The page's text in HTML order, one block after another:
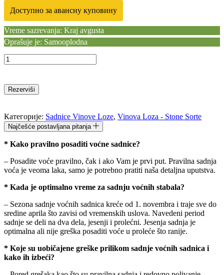
Доступно за авансну куповину
Vreme sazrevanja: Kraj avgusta
Oprašuje je: Samooplodna
Sadnice
Vinove
Karmen
количина
Rezerviši
Категорије: Sadnice Vinove Loze, Vinova Loza - Stone Sorte
Najčešće postavljana pitanja
* Kako pravilno posaditi voćne sadnice?
– Posadite voće pravilno, čak i ako Vam je prvi put. Pravilna sadnja
voća je veoma laka, samo je potrebno pratiti naša detaljna uputstva.
* Kada je optimalno vreme za sadnju voćnih stabala?
– Sezona sadnje voćnih sadnica kreće od 1. novembra i traje sve do
sredine aprila što zavisi od vremenskih uslova. Navedeni period
sadnje se deli na dva dela, jesenji i prolećni. Jesenja sadnja je
optimalna ali nije greška posaditi voće u proleće što ranije.
* Koje su uobičajene greške prilikom sadnje voćnih sadnica i
kako ih izbeći?